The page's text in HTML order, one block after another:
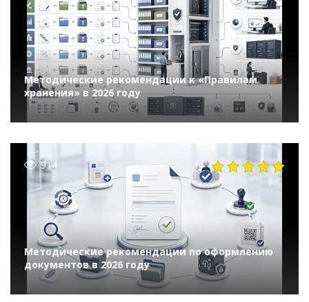
Методические рекомендации к «Правилам
хранения» в 2026 году
914
Методические рекомендации по оформлению
документов в 2026 году